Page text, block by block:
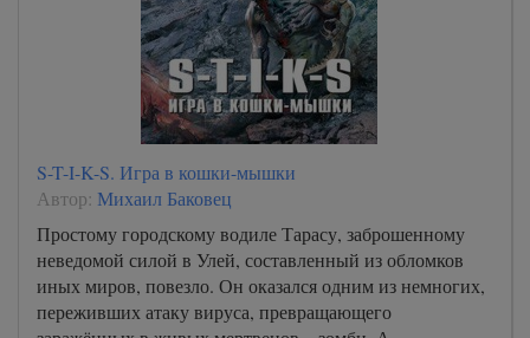
S-T-I-K-S. Игра в кошки-мышки
Автор: Михаил Баковец
Простому городскому водиле Тарасу, заброшенному
неведомой силой в Улей, составленный из обломков
иных миров, повезло. Он оказался одним из немногих,
переживших атаку вируса, превращающего